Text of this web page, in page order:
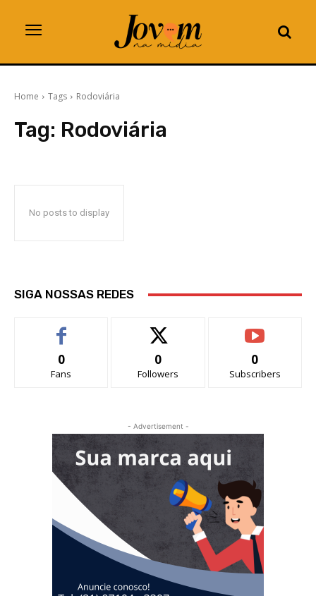
Home Tags Rodoviária
Tag: Rodoviária
No posts to display
SIGA NOSSAS REDES
0
Fans
0
Followers
0
Subscribers
- Advertisement -